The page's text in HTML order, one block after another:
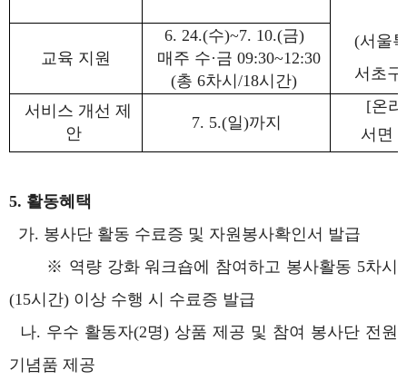
(서울
서초구
교육 지원
6. 24.(수)~7. 10.(금)
매주 수·금 09:30~12:30
(총 6차시/18시간)
서비스 개선 제
안
7. 5.(일)까지
[온
서면
5. 활동혜택
가. 봉사단 활동 수료증 및 자원봉사확인서 발급
※ 역량 강화 워크숍에 참여하고 봉사활동 5차시
(15시간) 이상 수행 시 수료증 발급
나. 우수 활동자(2명) 상품 제공 및 참여 봉사단 전원
기념품 제공